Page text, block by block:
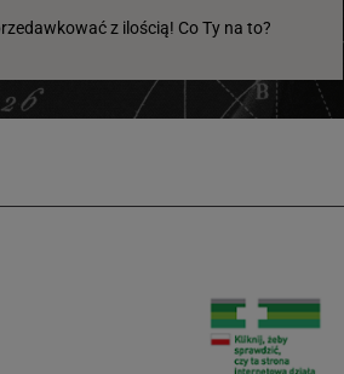
z ilością! Co Ty na to?